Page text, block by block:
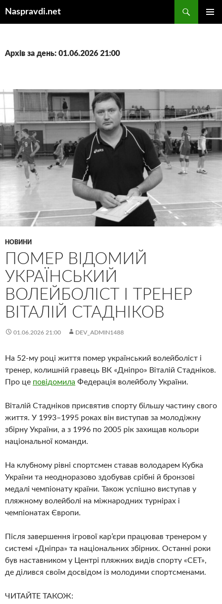
Naspravdi.net
Архів за день: 01.06.2026 21:00
НОВИНИ
ПОМЕР ВІДОМИЙ
УКРАЇНСЬКИЙ
ВОЛЕЙБОЛІСТ І ТРЕНЕР
ВІТАЛІЙ СТАДНІКОВ
01.06.2026 21:00 DEV_ADMIN1488
На 52-му році життя помер український волейболіст і
тренер, колишній гравець ВК «Дніпро» Віталій Стадніков.
Про це повідомила Федерація волейболу України.
Віталій Стадніков присвятив спорту більшу частину свого
життя. У 1993–1995 роках він виступав за молодіжну
збірну України, а з 1996 по 2005 рік захищав кольори
національної команди.
На клубному рівні спортсмен ставав володарем Кубка
України та неодноразово здобував срібні й бронзові
медалі чемпіонату країни. Також успішно виступав у
пляжному волейболі на міжнародних турнірах і
чемпіонатах Європи.
Після завершення ігрової кар’єри працював тренером у
системі «Дніпра» та національних збірних. Останні роки
був наставником у Центрі пляжних видів спорту «СЕТ»,
де ділився своїм досвідом із молодими спортсменами.
ЧИТАЙТЕ ТАКОЖ: